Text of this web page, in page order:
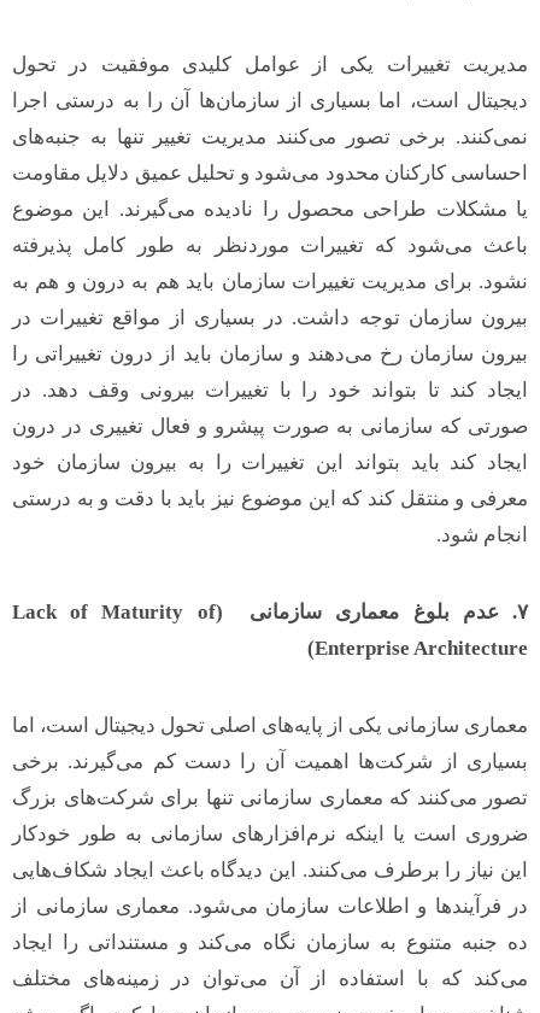
مدیریت تغییرات یکی از عوامل کلیدی موفقیت در تحول
دیجیتال است، اما بسیاری از سازمان‌ها آن را به درستی اجرا
نمی‌کنند. برخی تصور می‌کنند مدیریت تغییر تنها به جنبه‌های
احساسی کارکنان محدود می‌شود و تحلیل عمیق دلایل مقاومت
یا مشکلات طراحی محصول را نادیده می‌گیرند. این موضوع
باعث می‌شود که تغییرات موردنظر به طور کامل پذیرفته
نشود. برای مدیریت تغییرات سازمان باید هم به درون و هم به
بیرون سازمان توجه داشت. در بسیاری از مواقع تغییرات در
بیرون سازمان رخ می‌دهند و سازمان باید از درون تغییراتی را
ایجاد کند تا بتواند خود را با تغییرات بیرونی وقف دهد. در
صورتی که سازمانی به صورت پیشرو و فعال تغییری در درون
ایجاد کند باید بتواند این تغییرات را به بیرون سازمان خود
معرفی و منتقل کند که این موضوع نیز باید با دقت و به درستی
انجام شود.
۷.عدم بلوغ معماری سازمانی
(Lack of Maturity of
Enterprise Architecture)
معماری سازمانی یکی از پایه‌های اصلی تحول دیجیتال است، اما
بسیاری از شرکت‌ها اهمیت آن را دست کم می‌گیرند. برخی
تصور می‌کنند که معماری سازمانی تنها برای شرکت‌های بزرگ
ضروری است یا اینکه نرم‌افزارهای سازمانی به طور خودکار
این نیاز را برطرف می‌کنند. این دیدگاه باعث ایجاد شکاف‌هایی
در فرآیندها و اطلاعات سازمان می‌شود. معماری سازمانی از
ده جنبه متنوع به سازمان نگاه می‌کند و مستنداتی را ایجاد
می‌کند که با استفاده از آن می‌توان در زمینه‌های مختلف